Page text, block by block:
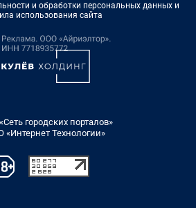
и обработки персональных данных и
использования сайта
городских порталов»
Технологии»